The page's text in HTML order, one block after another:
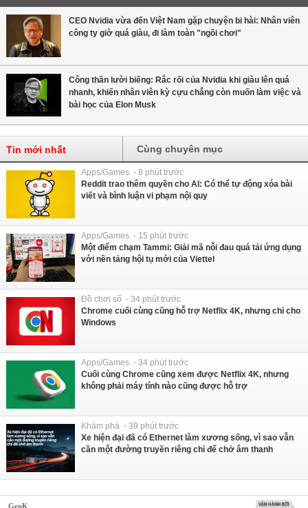
CEO Nvidia vừa đến Việt Nam gặp chuyện bi hài: Nhân viên
công ty giờ quá giàu, đi làm toàn "ngồi chơi"
Công thần lười biếng: Rắc rối của Nvidia khi giàu lên quá
nhanh, khiến nhân viên kỳ cựu chẳng còn muốn làm việc và
bài học của Elon Musk
Tin mới nhất Cùng chuyên mục
Apps/Games - 8 phút trước
Reddit trao thêm quyền cho AI: Có thể tự động xóa bài
viết và bình luận vi phạm nội quy
Apps/Games - 15 phút trước
Một điểm chạm Tammi: Giải mã nỗi đau quá tải ứng dụng
với nền tảng hội tụ mới của Viettel
Đồ chơi số - 34 phút trước
Chrome cuối cùng cũng hỗ trợ Netflix 4K, nhưng chỉ cho
Windows
Apps/Games - 34 phút trước
Cuối cùng Chrome cũng xem được Netflix 4K, nhưng
không phải máy tính nào cũng được hỗ trợ
Khám phá - 39 phút trước
Xe hiện đại đã có Ethernet làm xương sống, vì sao vẫn
cần một đường truyền riêng chỉ để chở âm thanh
GenK